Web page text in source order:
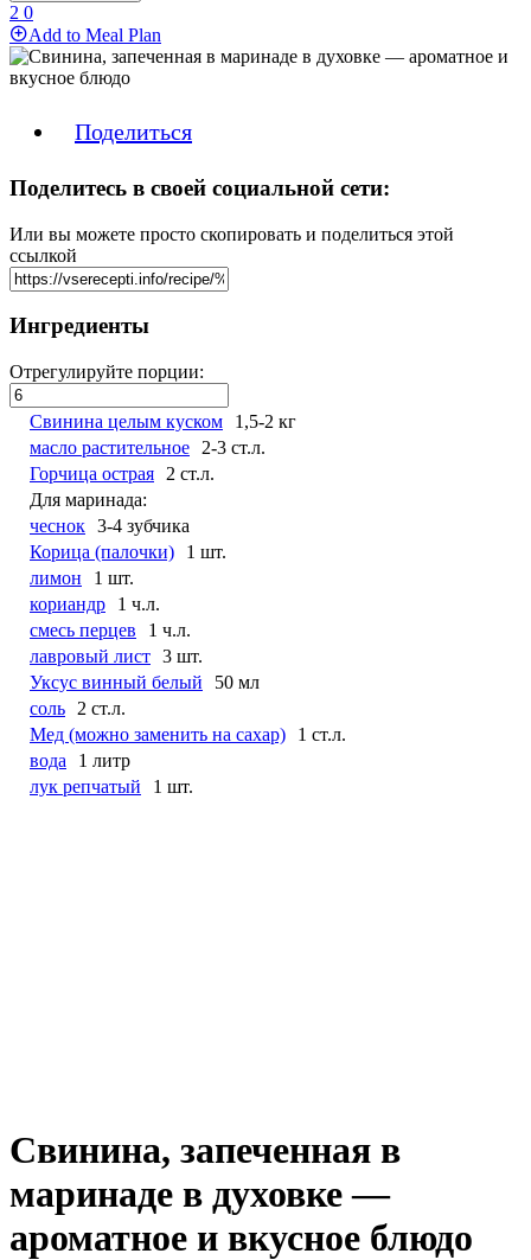
2 0
Add to Meal Plan
Поделиться
Поделитесь в своей социальной сети:
Или вы можете просто скопировать и поделиться этой
ссылкой
Ингредиенты
Отрегулируйте порции:
1,5-2 кг
Свинина целым куском
2-3 ст.л.
масло растительное
2 ст.л.
Горчица острая
Для маринада:
3-4 зубчика
чеснок
1 шт.
Корица (палочки)
1 шт.
лимон
1 ч.л.
кориандр
1 ч.л.
смесь перцев
3 шт.
лавровый лист
50 мл
Уксус винный белый
2 ст.л.
соль
1 ст.л.
Мед (можно заменить на сахар)
1 литр
вода
1 шт.
лук репчатый
Свинина, запеченная в
маринаде в духовке —
ароматное и вкусное блюдо